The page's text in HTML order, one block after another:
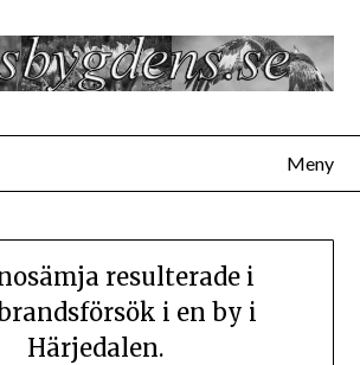
Meny
resulterade i
i en by i
Härjedalen.